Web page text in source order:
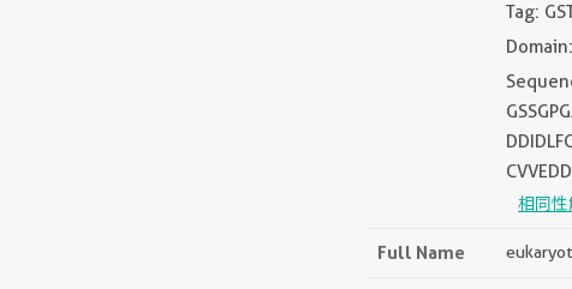
Tag:
相同
Full Name